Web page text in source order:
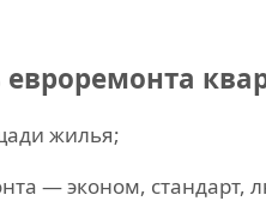
евроремонта
жилья;
— эконом, стандарт,